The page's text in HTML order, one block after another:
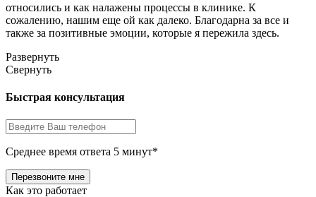
относились и как налажены процессы в клинике. К
сожалению, нашим еще ой как далеко. Благодарна за все и
также за позитивные эмоции, которые я пережила здесь.
Развернуть
Свернуть
Быстрая консультация
Среднее время ответа 5 минут*
Как это работает